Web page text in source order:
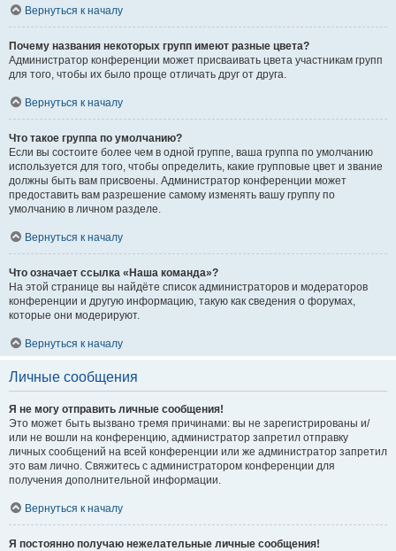
Вернуться к началу
Почему названия некоторых групп имеют разные цвета?
Администратор конференции может присваивать цвета участникам групп
для того, чтобы их было проще отличать друг от друга.
Вернуться к началу
Что такое группа по умолчанию?
Если вы состоите более чем в одной группе, ваша группа по умолчанию
используется для того, чтобы определить, какие групповые цвет и звание
должны быть вам присвоены. Администратор конференции может
предоставить вам разрешение самому изменять вашу группу по
умолчанию в личном разделе.
Вернуться к началу
Что означает ссылка «Наша команда»?
На этой странице вы найдёте список администраторов и модераторов
конференции и другую информацию, такую как сведения о форумах,
которые они модерируют.
Вернуться к началу
Личные сообщения
Я не могу отправить личные сообщения!
Это может быть вызвано тремя причинами: вы не зарегистрированы и/
или не вошли на конференцию, администратор запретил отправку
личных сообщений на всей конференции или же администратор запретил
это вам лично. Свяжитесь с администратором конференции для
получения дополнительной информации.
Вернуться к началу
Я постоянно получаю нежелательные личные сообщения!